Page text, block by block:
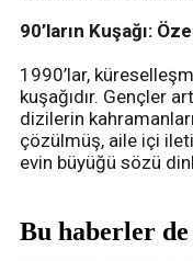
90’ların Kuşağı:
1990’lar,
kuşağıdır. Gençler
dizilerin
çözülmüş, aile içi
evin büyüğü sözü
Bu haberler